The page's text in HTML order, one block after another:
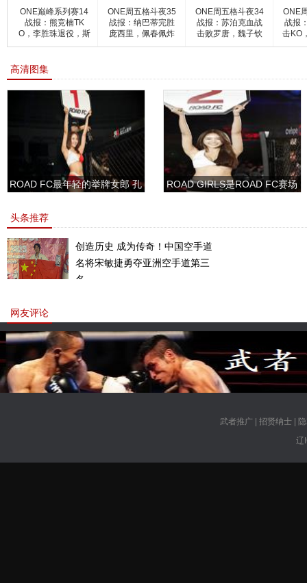
ONE巅峰系列赛14
战报：熊竞楠TK
O，李胜珠退役，斯
坦普登顶
ONE周五格斗夜35
战报：纳巴蒂完胜
庞西里，佩春佩炸
裂KO
ONE周五格斗夜34
战报：苏泊克血战
击败罗唐，魏子钦
获胜，
ONE
战报
击KO
高清图集
ROAD FC最年轻的举牌女郎 孔
ROAD GIRLS是ROAD FC赛场
头条推荐
创造历史 成为传奇！中国空手道
名将宋敏捷勇夺亚洲空手道第三
名。
网友评论
武者推广| 招贤纳士|
辽